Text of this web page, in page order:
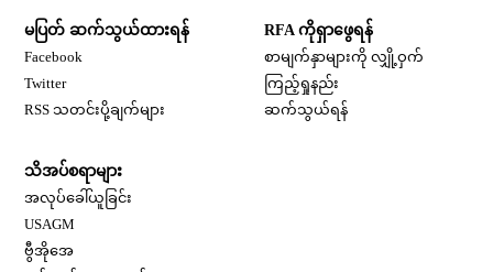
မပြတ် ဆက်သွယ်ထားရန်
Facebook
TwitterOpens in new window
RSS သတင်းပို့ချက်များ
RFA ကိုရှာဖွေရန်
စာမျက်နှာများကို လျှို့ဝှက်
ကြည့်ရှုနည်း
ဆက်သွယ်ရန်
သိအပ်စရာများ
အလုပ်ခေါ်ယူခြင်း
USAGM
ဗွီအိုအေ